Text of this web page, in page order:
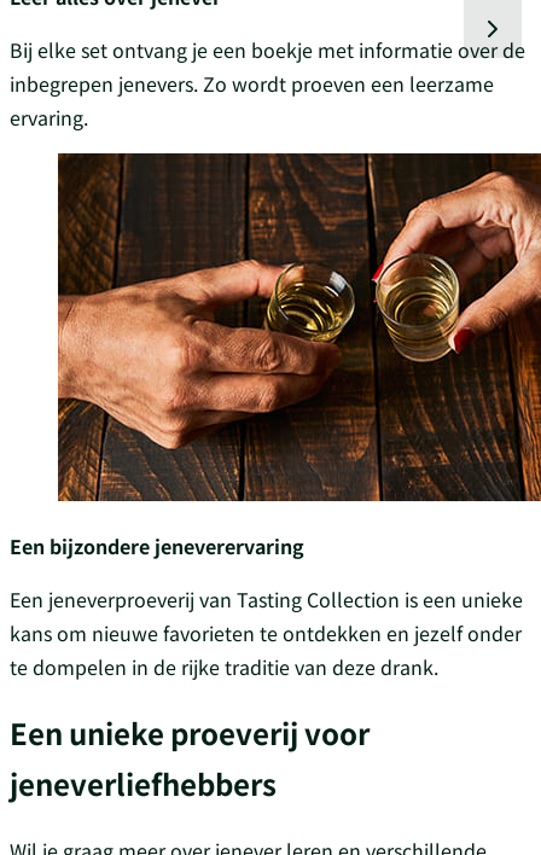
Bij elke set ontvang je een boekje met informatie over de
inbegrepen jenevers. Zo wordt proeven een leerzame
ervaring.
Een bijzondere jeneverervaring
Een jeneverproeverij van Tasting Collection is een unieke
kans om nieuwe favorieten te ontdekken en jezelf onder
te dompelen in de rijke traditie van deze drank.
Een unieke proeverij voor
jeneverliefhebbers